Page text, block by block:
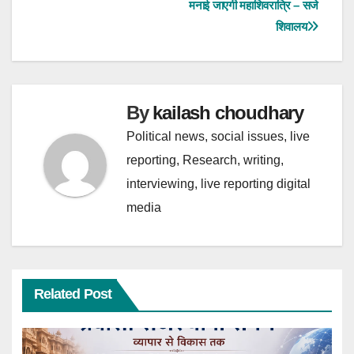
o p
मनाई जाएगी महाशिवरात्रि – सजे
शिवालय
Bykailash choudhary
Political news, social issues, live
reporting, Research, writing,
interviewing, live reporting digital
media
Related Post